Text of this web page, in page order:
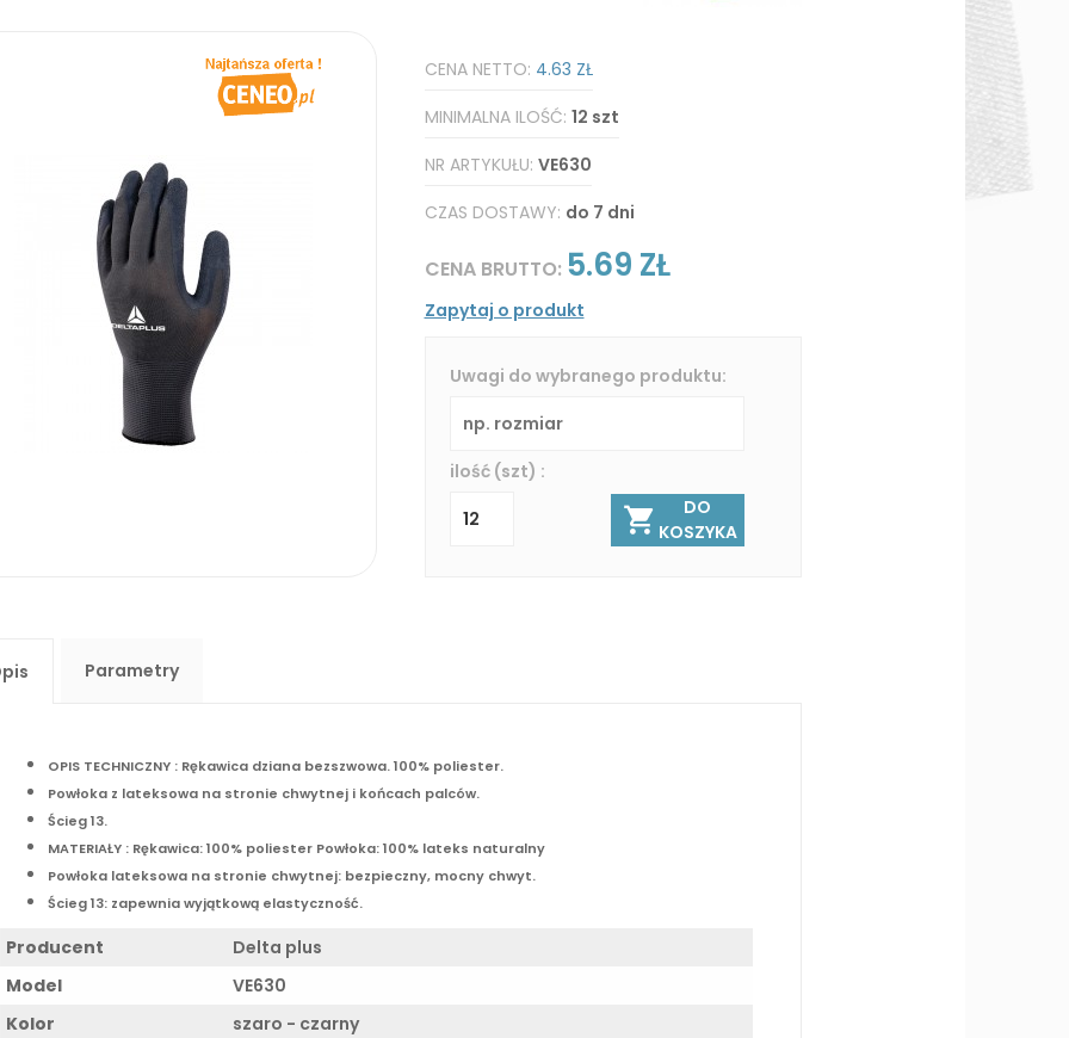
CENA NETTO: 4.63 ZŁ
MINIMALNA ILOŚĆ: 12 szt
NR ARTYKUŁU: VE630
CZAS DOSTAWY: do 7 dni
CENA BRUTTO: 5.69 ZŁ
Zapytaj o produkt
Uwagi do wybranego produktu:
ilość (szt) :
DO
KOSZYKA
Parametry
OPIS TECHNICZNY : Rękawica dziana bezszwowa. 100% poliester.
Powłoka z lateksowa na stronie chwytnej i końcach palców.
Ścieg 13.
MATERIAŁY : Rękawica: 100% poliester Powłoka: 100% lateks naturalny
Powłoka lateksowa na stronie chwytnej: bezpieczny, mocny chwyt.
Ścieg 13: zapewnia wyjątkową elastyczność.
Producent
Delta plus
Model
VE630
Kolor
szaro - czarny